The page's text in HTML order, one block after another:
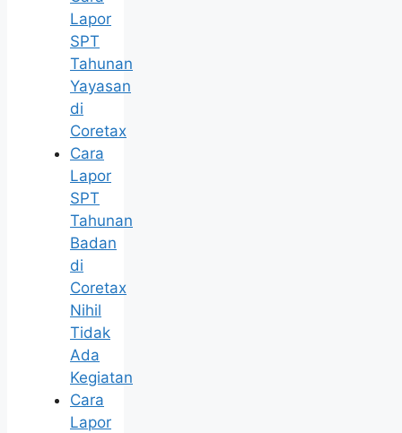
Lapor
SPT
Tahunan
Yayasan
di
Coretax
Cara
Lapor
SPT
Tahunan
Badan
di
Coretax
Nihil
Tidak
Ada
Kegiatan
Cara
Lapor